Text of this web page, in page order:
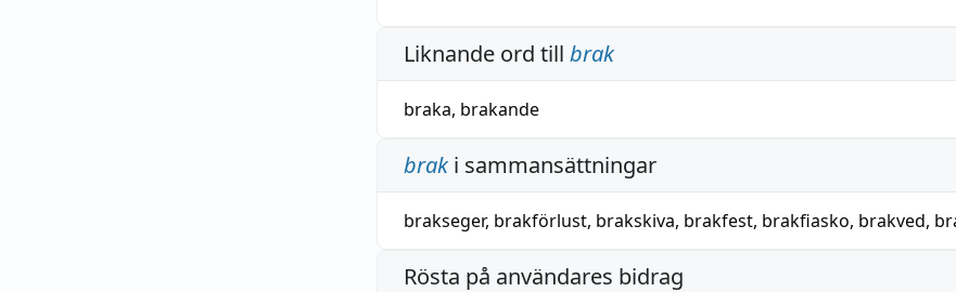
Liknande ord till brak
braka, brakande
braki sammansättningar
brakseger, brakförlust, brakskiva, brakfest, brakfiasko, brakved,
Rösta på användares bidrag